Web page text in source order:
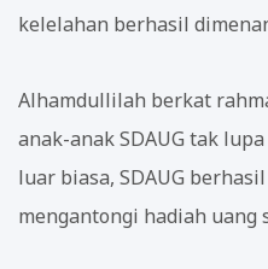
kelelahan berhasil
Alhamdullilah berkat
anak-anak SDAUG tak
luar biasa, SDAUG
mengantongi hadiah uang